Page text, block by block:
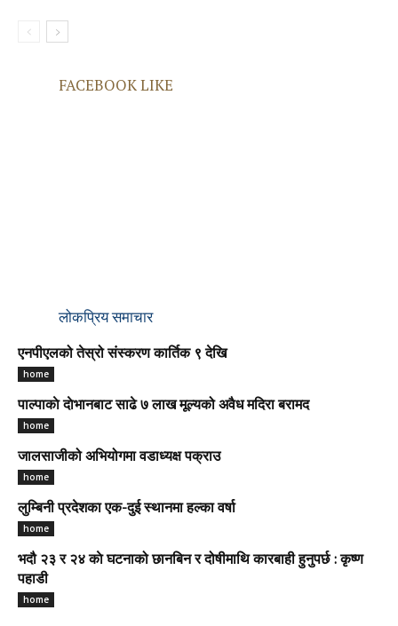
FACEBOOK LIKE
लोकप्रिय समाचार
एनपीएलको तेस्रो संस्करण कार्तिक ९ देखि
home
पाल्पाकाे दाेभानबाट साढे ७ लाख मूल्यको अवैध मदिरा बरामद
home
जालसाजीको अभियोगमा वडाध्यक्ष पक्राउ
home
लुम्बिनी प्रदेशका एक-दुई स्थानमा हल्का वर्षा
home
भदौ २३ र २४ काे घटनाको छानबिन र दोषीमाथि कारबाही हुनुपर्छ : कृष्ण
पहाडी
home